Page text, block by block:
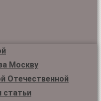
Москву
Отечественной
статьи